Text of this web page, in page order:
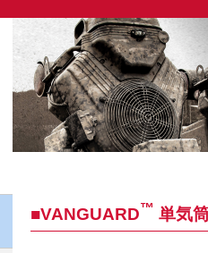
■VANGUARD™ 単気